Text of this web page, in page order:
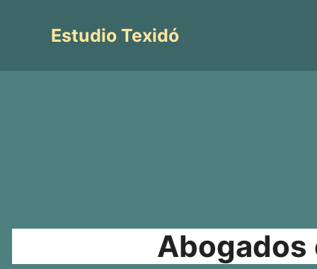
contenidoEstudio Texidó
Abogados